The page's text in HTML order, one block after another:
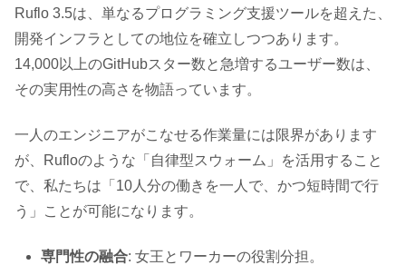
Ruflo 3.5は、単なるプログラミング支援ツールを超えた、
開発インフラとしての地位を確立しつつあります。
14,000以上のGitHubスター数と急増するユーザー数は、
その実用性の高さを物語っています。
一人のエンジニアがこなせる作業量には限界があります
が、Rufloのような「自律型スウォーム」を活用すること
で、私たちは「10人分の働きを一人で、かつ短時間で行
う」ことが可能になります。
専門性の融合: 女王とワーカーの役割分担。